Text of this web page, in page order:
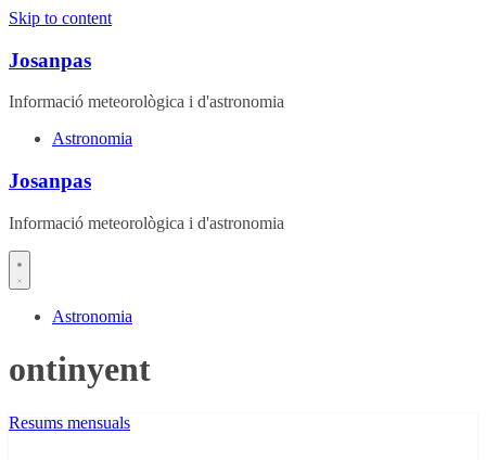
Skip to content
Josanpas
Informació meteorològica i d'astronomia
Astronomia
Josanpas
Informació meteorològica i d'astronomia
Astronomia
ontinyent
Resums mensuals